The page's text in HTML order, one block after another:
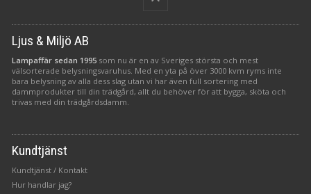
Ljus & Miljö AB
Lampaffär sedan 1995 som nu är en av Sveriges största och mest
välsorterade belysningsvaruhus. Med en yta på över 3000 kvm ryms inte
bara belysning av alla dess slag utan vi har även full sortering med
dammprodukter till din trädgård, allt du behöver för att bygga, sköta och
trivas med din trädgårdsdamm.
Kundtjänst
Kundtjänst / Kontakt
Hur handlar jag?